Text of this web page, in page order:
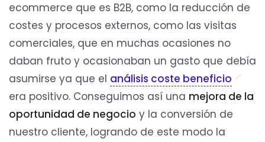
ecommerce que es B2B, como la reducción de
costes y procesos externos, como las visitas
comerciales, que en muchas ocasiones no
daban fruto y ocasionaban un gasto que debía
asumirse ya que el análisis coste beneficio
era positivo. Conseguimos así una mejora de la
oportunidad de negocio y la conversión de
nuestro cliente, logrando de este modo la